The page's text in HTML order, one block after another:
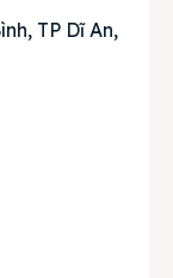
TP Dĩ An,